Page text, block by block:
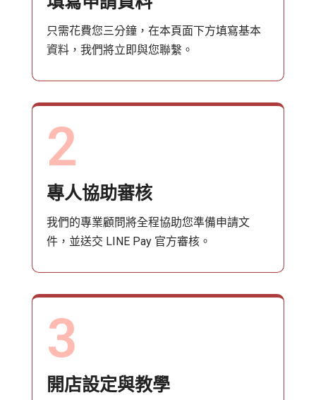
只需花費您三分鐘，在本頁面下方填寫基本
資料，我們將立即與您聯繫。
2
專人協助審核
我們的專業顧問將全程協助您準備申請文
件，並送交 LINE Pay 官方審核。
3
開店設定與教學